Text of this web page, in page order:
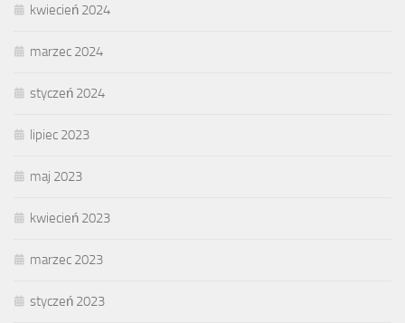
kwiecień 2024
marzec 2024
styczeń 2024
lipiec 2023
maj 2023
kwiecień 2023
marzec 2023
styczeń 2023